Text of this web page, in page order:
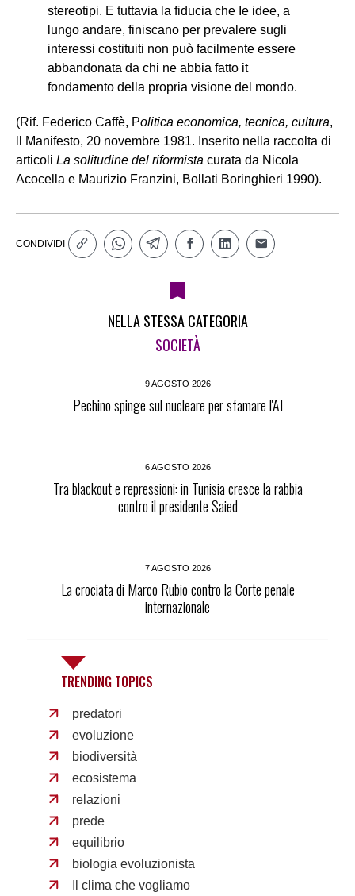
stereotipi. E tuttavia la fiducia che Ie idee, a
lungo andare, finiscano per prevalere sugli
interessi costituiti non può facilmente essere
abbandonata da chi ne abbia fatto it
fondamento della propria visione del mondo.
(Rif. Federico Caffè, Politica economica, tecnica, cultura,
ll Manifesto, 20 novembre 1981. Inserito nella raccolta di
articoli La solitudine del riformista curata da Nicola
Acocella e Maurizio Franzini, Bollati Boringhieri 1990).
CONDIVIDI
NELLA STESSA CATEGORIA
SOCIETÀ
9 AGOSTO 2026
Pechino spinge sul nucleare per sfamare l'AI
6 AGOSTO 2026
Tra blackout e repressioni: in Tunisia cresce la rabbia
contro il presidente Saied
7 AGOSTO 2026
La crociata di Marco Rubio contro la Corte penale
internazionale
TRENDING TOPICS
predatori
evoluzione
biodiversità
ecosistema
relazioni
prede
equilibrio
biologia evoluzionista
Il clima che vogliamo